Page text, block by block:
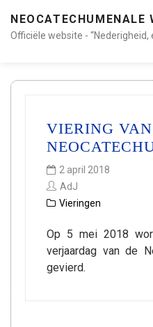
NEOCATECHUMENALE
Officiële website - “Nederigheid,
VIERING
2 april 2018
AdJ
Vieringen
Op 5 mei 2018
verjaardag van de
gevierd.